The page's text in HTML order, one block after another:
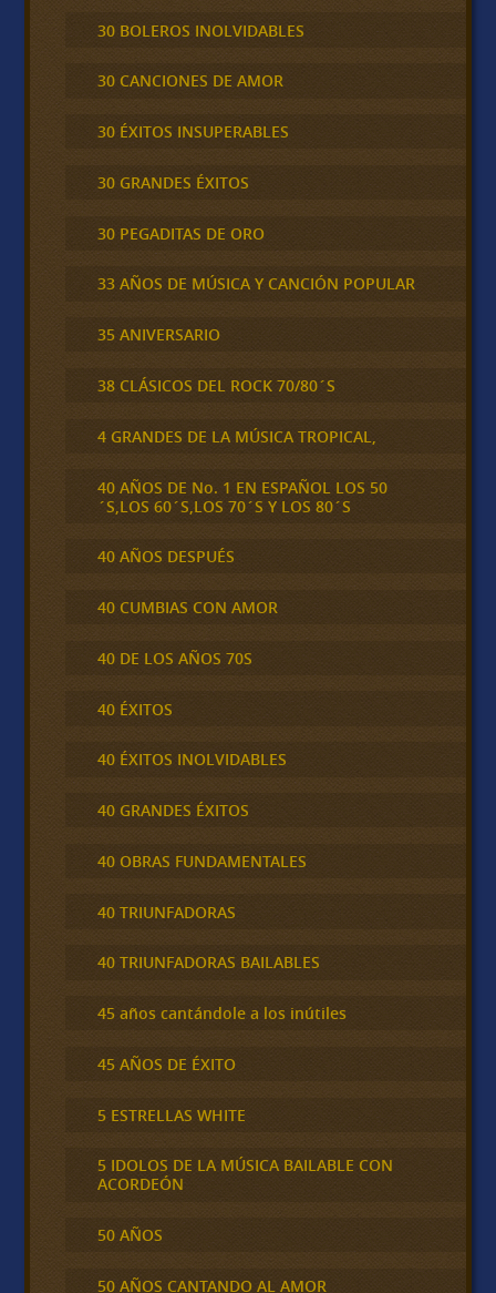
30 BOLEROS INOLVIDABLES
30 CANCIONES DE AMOR
30 ÉXITOS INSUPERABLES
30 GRANDES ÉXITOS
30 PEGADITAS DE ORO
33 AÑOS DE MÚSICA Y CANCIÓN POPULAR
35 ANIVERSARIO
38 CLÁSICOS DEL ROCK 70/80´S
4 GRANDES DE LA MÚSICA TROPICAL,
40 AÑOS DE No. 1 EN ESPAÑOL LOS 50
´S,LOS 60´S,LOS 70´S Y LOS 80´S
40 AÑOS DESPUÉS
40 CUMBIAS CON AMOR
40 DE LOS AÑOS 70S
40 ÉXITOS
40 ÉXITOS INOLVIDABLES
40 GRANDES ÉXITOS
40 OBRAS FUNDAMENTALES
40 TRIUNFADORAS
40 TRIUNFADORAS BAILABLES
45 años cantándole a los inútiles
45 AÑOS DE ÉXITO
5 ESTRELLAS WHITE
5 IDOLOS DE LA MÚSICA BAILABLE CON
ACORDEÓN
50 AÑOS
50 AÑOS CANTANDO AL AMOR